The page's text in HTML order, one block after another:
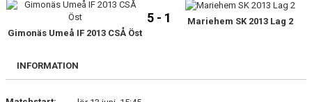
DOKUMENT
Gimonäs Umeå IF 2013 CSÅ Öst
5 - 1 Mariehem SK 2013 Lag 2
INFORMATION